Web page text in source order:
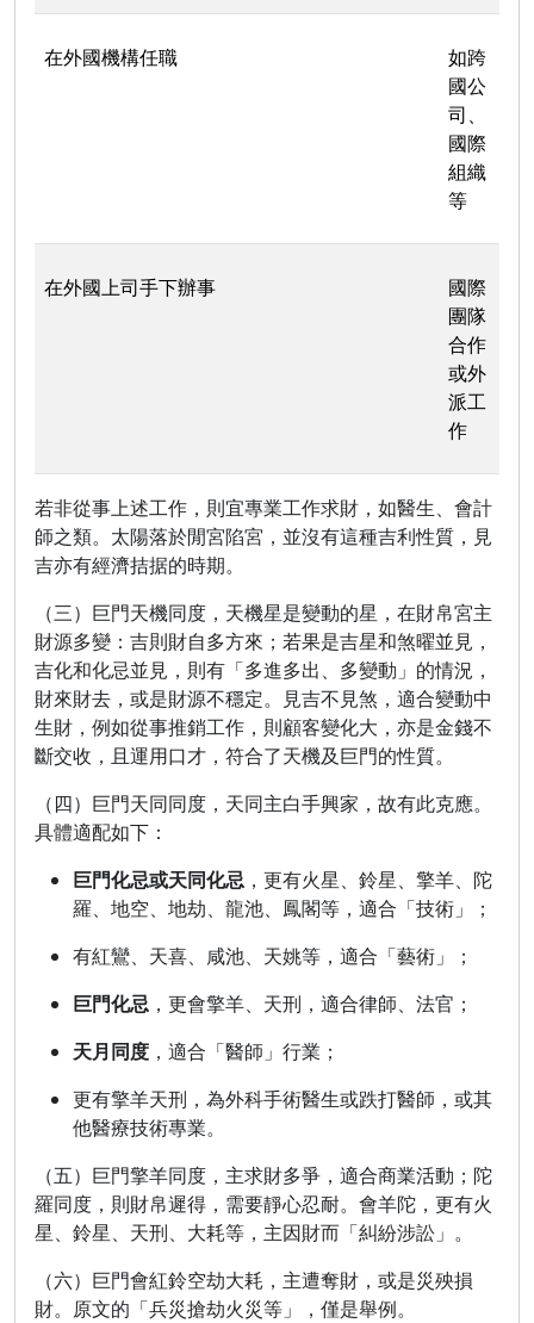
在外國機構任職
如跨
國公
司、
國際
組織
等
在外國上司手下辦事
國際
團隊
合作
或外
派工
作
若非從事上述工作，則宜專業工作求財，如醫生、會計
師之類。太陽落於閒宮陷宮，並沒有這種吉利性質，見
吉亦有經濟拮据的時期。
（三）巨門天機同度，天機星是變動的星，在財帛宮主
財源多變：吉則財自多方來；若果是吉星和煞曜並見，
吉化和化忌並見，則有「多進多出、多變動」的情況，
財來財去，或是財源不穩定。見吉不見煞，適合變動中
生財，例如從事推銷工作，則顧客變化大，亦是金錢不
斷交收，且運用口才，符合了天機及巨門的性質。
（四）巨門天同同度，天同主白手興家，故有此克應。
具體適配如下：
巨門化忌或天同化忌 ，更有火星、鈴星、擎羊、陀
羅、地空、地劫、龍池、鳳閣等，適合「技術」；
有紅鸞、天喜、咸池、天姚等，適合「藝術」；
巨門化忌 ，更會擎羊、天刑，適合律師、法官；
天月同度 ，適合「醫師」行業；
更有擎羊天刑，為外科手術醫生或跌打醫師，或其
他醫療技術專業。
（五）巨門擎羊同度，主求財多爭，適合商業活動；陀
羅同度，則財帛遲得，需要靜心忍耐。會羊陀，更有火
星、鈴星、天刑、大耗等，主因財而「糾紛涉訟」。
（六）巨門會紅鈴空劫大耗，主遭奪財，或是災殃損
財。原文的「兵災搶劫火災等」，僅是舉例。